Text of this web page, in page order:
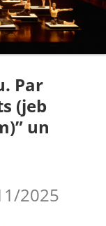
Par
(jeb
un
2025